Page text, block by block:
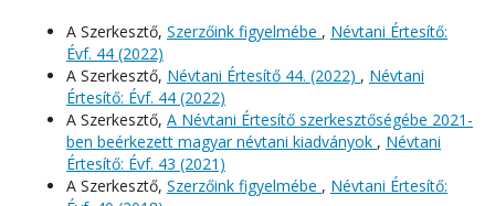
A Szerkesztő, Szerzőink figyelmébe , Névtani Értesítő:
Évf. 44 (2022)
A Szerkesztő, Névtani Értesítő 44. (2022) , Névtani
Értesítő: Évf. 44 (2022)
A Szerkesztő, A Névtani Értesítő szerkesztőségébe 2021-
ben beérkezett magyar névtani kiadványok , Névtani
Értesítő: Évf. 43 (2021)
A Szerkesztő, Szerzőink figyelmébe , Névtani Értesítő: